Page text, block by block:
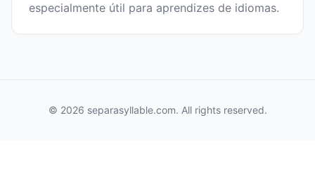
especialmente útil para aprendizes de idiomas.
© 2026 separasyllable.com. All rights reserved.